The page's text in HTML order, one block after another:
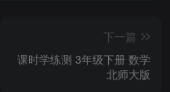
下一篇
课时学练测 3年级下册 数学
北师大版